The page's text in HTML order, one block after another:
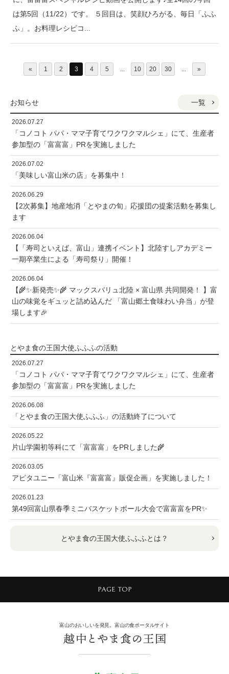
は第5回（11/22）です。 ５回目は、笑顔ひろがる、毎日「ふふ
ふ」。お料理レシピコ...
« 1 2 3 4 5 ... 10 20 30 ... »
お知らせ 一覧
2026.07.27
「コノコト パパ・ママ子育てワクワクマルシェ」にて、生産者
参加型の「富富富」PRを実施しました
2026.07.02
「美味しい富山米の店」を募集中！
2026.06.29
【2次募集】地産地消「とやまの旬」応援団の提案活動を募集し
ます
2026.06.04
【「寿司といえば、富山」連携イベント】北陸すしアカデミー
一期卒業生による「寿司祭り」開催！
2026.06.04
【🌾✨新発売✨🌾 マックスバリュ北陸 × 富山県 共同開発！ 】富
山の味覚をギュッと詰め込んだ 「富山郷土食味わい弁当」が登
場します🎉
とやま食の王国大使ふふふの活動
2026.07.27
「コノコト パパ・ママ子育てワクワクマルシェ」にて、生産者
参加型の「富富富」PRを実施しました
2026.06.08
「とやま食の王国大使ふふふ」の活動終了について
2026.05.22
片山学園初等科にて「富富富」をPRしました🌾
2026.03.05
アピタユニー「富山米『富富富』販促企画」を実施しました！
2026.01.23
第49回富山県春季ミニバスケットボール大会で富富富をPR✨
とやま食の王国大使ふふふとは？
PAGE TOP
富山のおいしいを発見。富山の食ポータルサイト